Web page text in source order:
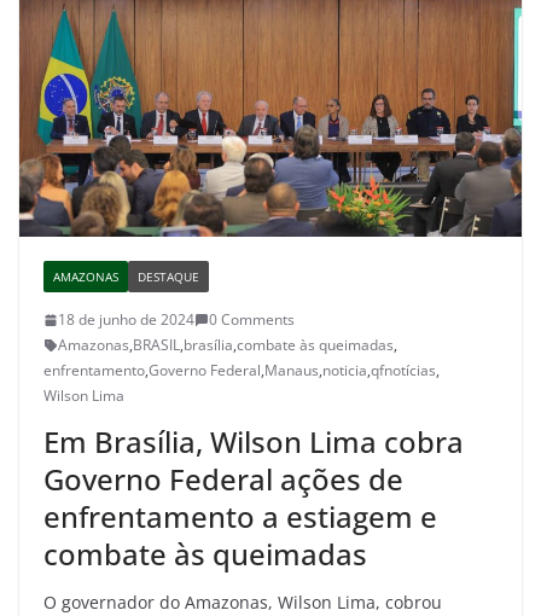
AMAZONAS DESTAQUE
18 de junho de 2024
0 Comments
Amazonas,BRASIL,brasília,combate às queimadas,
enfrentamento,Governo Federal,Manaus,noticia,qfnotícias,
Wilson Lima
Em Brasília, Wilson Lima cobra
Governo Federal ações de
enfrentamento a estiagem e
combate às queimadas
O governador do Amazonas, Wilson Lima, cobrou